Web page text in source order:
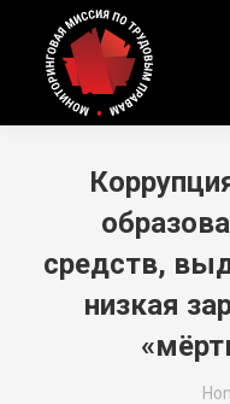
средств,
низкая